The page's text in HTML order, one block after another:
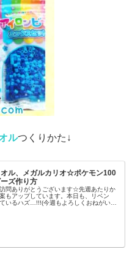
ルつくりかた↓
ル、メガルカリオ☆ポケモン100
ズ作り方
問ありがとうございます☆先週あたりか
もアップしています。本日も、リベン
いるハズ…!!!(今週もよろしくおねがいし